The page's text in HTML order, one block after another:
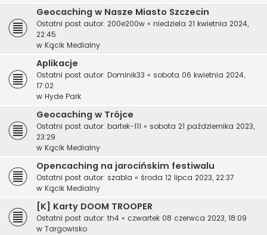
Geocaching w Nasze Miasto Szczecin
Ostatni post autor: 200e200w « niedziela 21 kwietnia 2024,
22:45
w Kącik Medialny
Aplikacje
Ostatni post autor: Dominik33 « sobota 06 kwietnia 2024,
17:02
w Hyde Park
Geocaching w Trójce
Ostatni post autor: bartek-111 « sobota 21 października 2023,
23:29
w Kącik Medialny
Opencaching na jarocińskim festiwalu
Ostatni post autor: szabla « środa 12 lipca 2023, 22:37
w Kącik Medialny
[K] Karty DOOM TROOPER
Ostatni post autor: th4 « czwartek 08 czerwca 2023, 18:09
w Targowisko